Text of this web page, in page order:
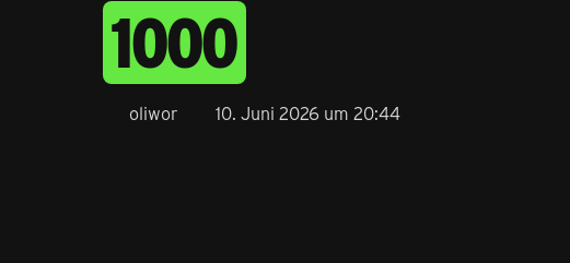
1000
oliwor 10. Juni 2026 um 20:44